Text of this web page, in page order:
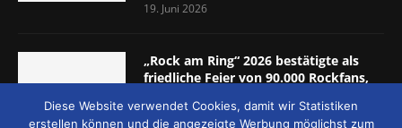
19. Juni 2026
„Rock am Ring“ 2026 bestätigte als
friedliche Feier von 90.000 Rockfans,
5.-7. Juni 2026)
Diese Website verwendet Cookies, damit wir Statistiken
erstellen können und die angezeigte Werbung möglichst zum